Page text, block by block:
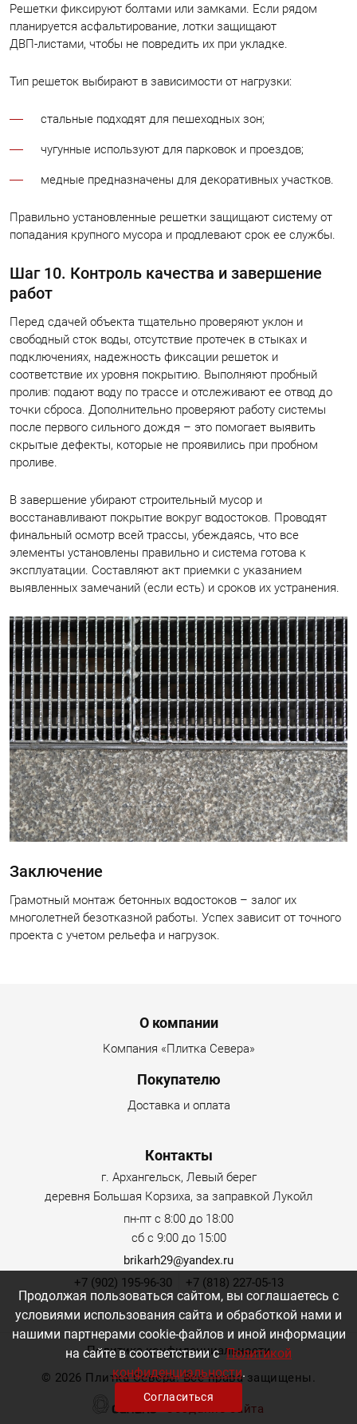
Решетки фиксируют болтами или замками. Если рядом
планируется асфальтирование, лотки защищают
ДВП‑листами, чтобы не повредить их при укладке.
Тип решеток выбирают в зависимости от нагрузки:
стальные подходят для пешеходных зон;
чугунные используют для парковок и проездов;
медные предназначены для декоративных участков.
Правильно установленные решетки защищают систему от
попадания крупного мусора и продлевают срок ее службы.
Шаг 10. Контроль качества и завершение
работ
Перед сдачей объекта тщательно проверяют уклон и
свободный сток воды, отсутствие протечек в стыках и
подключениях, надежность фиксации решеток и
соответствие их уровня покрытию. Выполняют пробный
пролив: подают воду по трассе и отслеживают ее отвод до
точки сброса. Дополнительно проверяют работу системы
после первого сильного дождя – это помогает выявить
скрытые дефекты, которые не проявились при пробном
проливе.
В завершение убирают строительный мусор и
восстанавливают покрытие вокруг водостоков. Проводят
финальный осмотр всей трассы, убеждаясь, что все
элементы установлены правильно и система готова к
эксплуатации. Составляют акт приемки с указанием
выявленных замечаний (если есть) и сроков их устранения.
Заключение
Грамотный монтаж бетонных водостоков – залог их
многолетней безотказной работы. Успех зависит от точного
проекта с учетом рельефа и нагрузок.
О компании
Компания «Плитка Севера»
Покупателю
Доставка и оплата
Контакты
г. Архангельск, Левый берег
деревня Большая Корзиха, за заправкой Лукойл
пн-пт с 8:00 до 18:00
сб с 9:00 до 15:00
brikarh29@yandex.ru
+7 (902) 195-96-30
+7 (818) 227-05-13
© 2026 Плитка Севера. Все права защищены.
Политика конфиденциальности
Создание сайта
Продолжая пользоваться сайтом, вы соглашаетесь с
условиями использования сайта и обработкой нами и
нашими партнерами cookie-файлов и иной информации
на сайте в соответствии с Политикой
конфиденциальности.
Согласиться